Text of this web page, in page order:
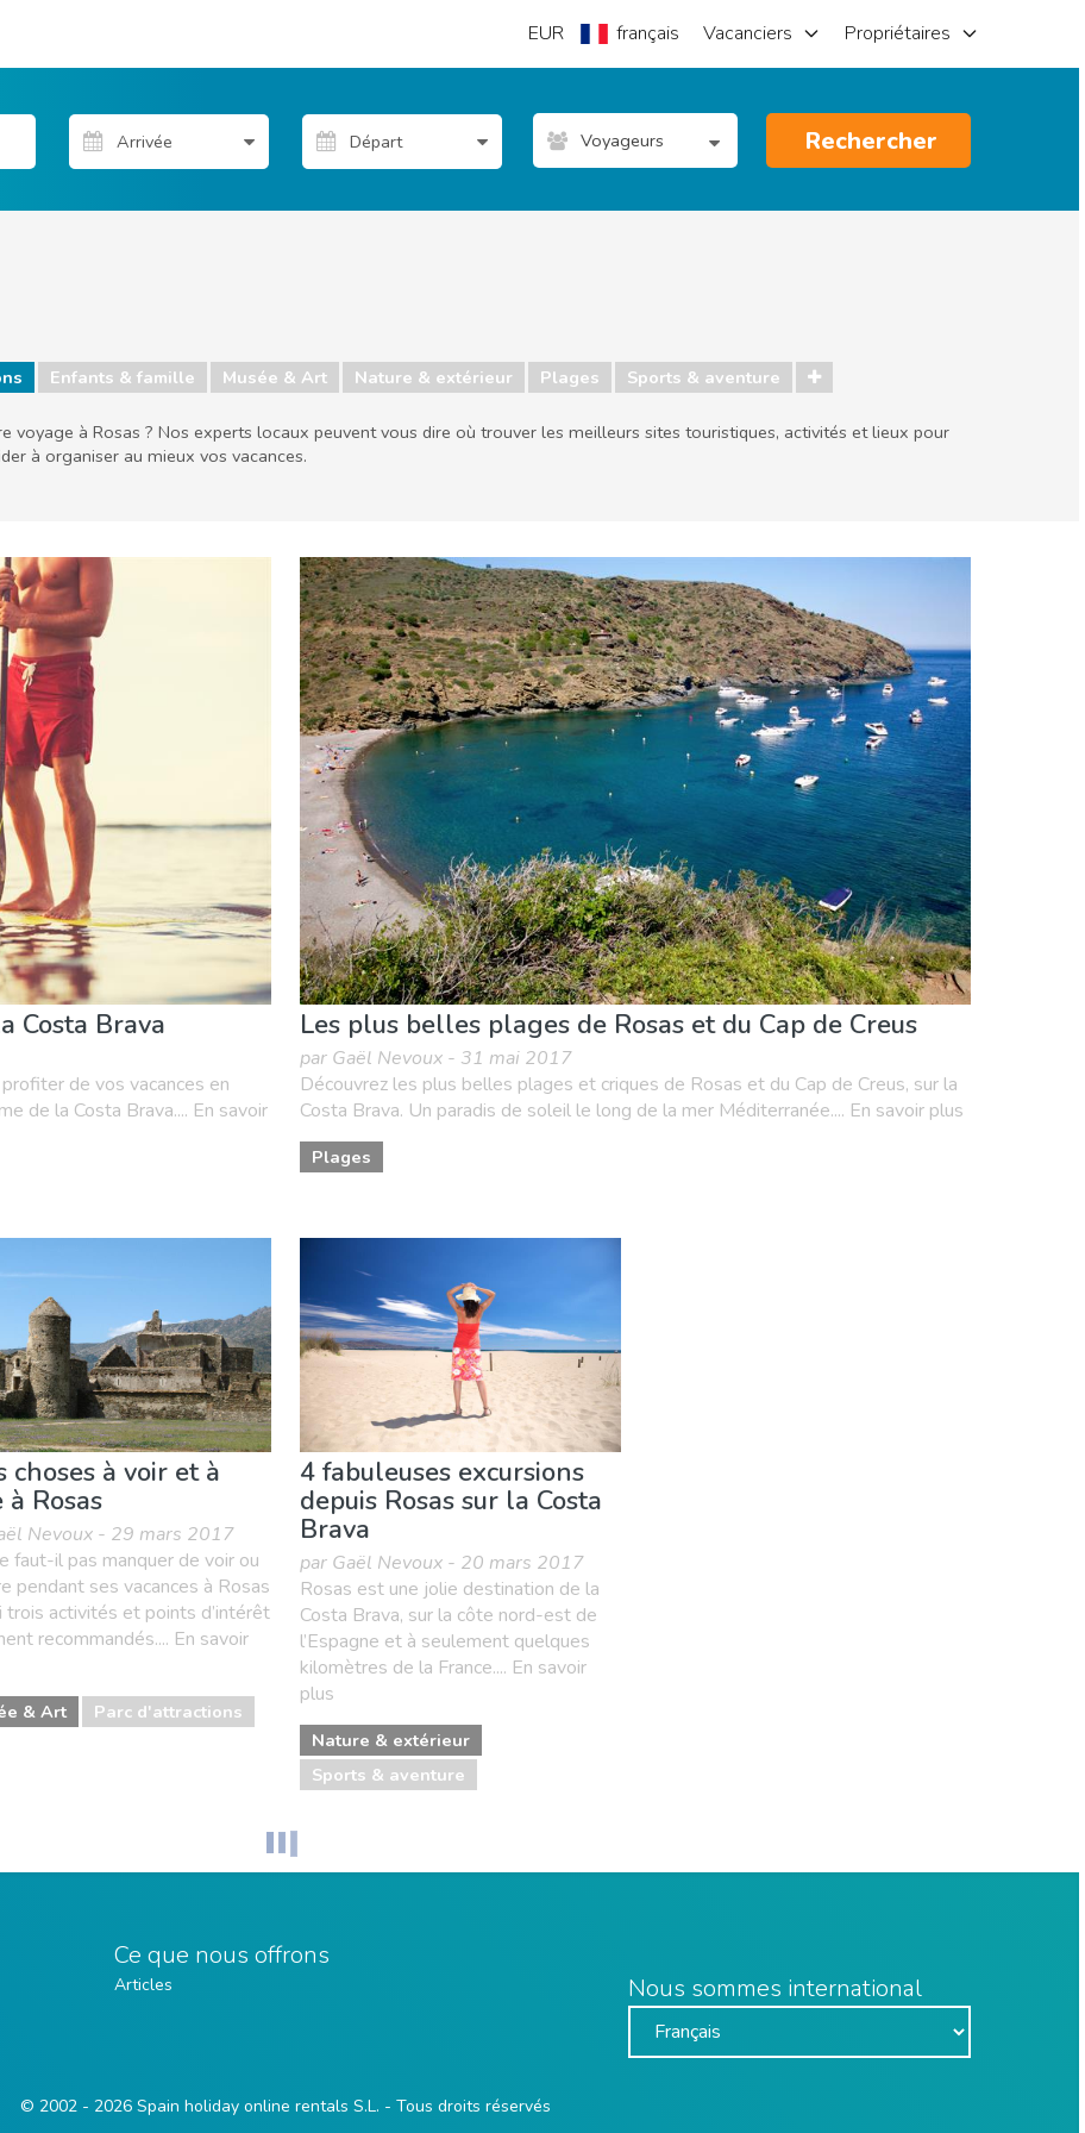
EUR français Vacanciers Propriétaires
Voyageurs Rechercher
Enfants & famille Musée & Art Nature & extérieur Plages Sports & aventure
voyage à Rosas ? Nos experts locaux peuvent vous dire où trouver les meilleurs sites touristiques, activités et lieux pour
à organiser au mieux vos vacances.
Plages Sports & aventure
Costa Brava
de vos vacances en
de la Costa Brava.... En savoir
Les plus belles plages de Rosas et du Cap de Creus
par Gaël Nevoux - 31 mai 2017
Découvrez les plus belles plages et criques de Rosas et du Cap de Creus, sur la
Costa Brava. Un paradis de soleil le long de la mer Méditerranée.... En savoir plus
Plages
choses à voir et à
à Rosas
Nevoux - 29 mars 2017
faut-il pas manquer de voir ou
pendant ses vacances à Rosas
trois activités et points d’intérêt
recommandés.... En savoir
& Art Parc d'attractions
4 fabuleuses excursions
depuis Rosas sur la Costa
Brava
par Gaël Nevoux - 20 mars 2017
Rosas est une jolie destination de la
Costa Brava, sur la côte nord-est de
l’Espagne et à seulement quelques
kilomètres de la France.... En savoir
plus
Nature & extérieur
Sports & aventure
Ce que nous offrons
Articles Nous sommes international
© 2002 - 2026 Spain holiday online rentals S.L. - Tous droits réservés